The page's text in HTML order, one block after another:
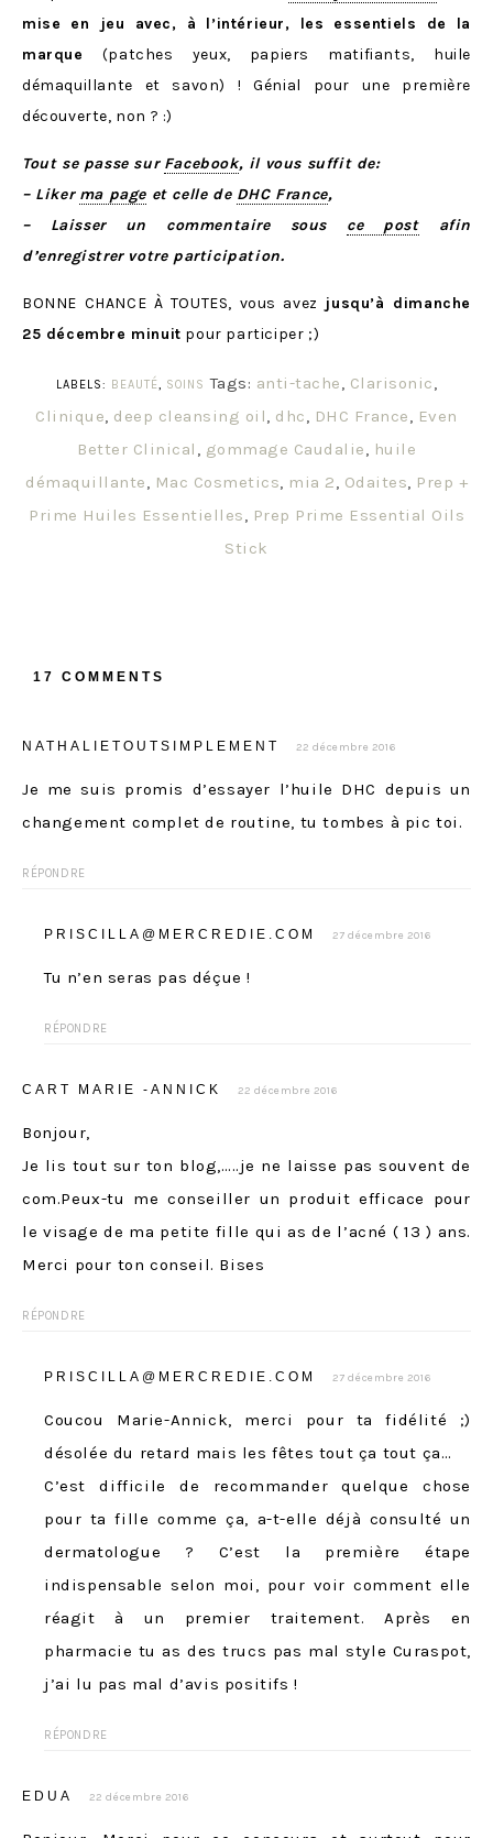
mise en jeu avec, à l’intérieur, les essentiels de la
marque (patches yeux, papiers matifiants, huile
démaquillante et savon) ! Génial pour une première
découverte, non ? :)
Tout se passe sur Facebook, il vous suffit de:
– Liker ma page et celle de DHC France,
– Laisser un commentaire sous ce postafin
d’enregistrer votre participation.
BONNE CHANCE À TOUTES, vous avez jusqu’à dimanche
25 décembre minuit pour participer ;)
LABELS: BEAUTÉ, SOINS Tags: anti-tache, Clarisonic,
Clinique, deep cleansing oil, dhc, DHC France, Even
Better Clinical , gommage Caudalie, huile
démaquillante, Mac Cosmetics, mia 2, Odaites, Prep +
Prime Huiles Essentielles, Prep Prime Essential Oils
Stick
17 COMMENTS
NATHALIETOUTSIMPLEMENT 22 décembre 2016
Je me suis promis d’essayer l’huile DHC depuis un
changement complet de routine, tu tombes à pic toi.
RÉPONDRE
PRISCILLA@MERCREDIE.COM 27 décembre 2016
Tu n’en seras pas déçue !
RÉPONDRE
CART MARIE -ANNICK 22 décembre 2016
Bonjour,
Je lis tout sur ton blog,…..je ne laisse pas souvent de
com.Peux-tu me conseiller un produit efficace pour
le visage de ma petite fille qui as de l’acné ( 13 ) ans.
Merci pour ton conseil. Bises
RÉPONDRE
PRISCILLA@MERCREDIE.COM 27 décembre 2016
Coucou Marie-Annick, merci pour ta fidélité ;)
désolée du retard mais les fêtes tout ça tout ça…
C’est difficile de recommander quelque chose
pour ta fille comme ça, a-t-elle déjà consulté un
dermatologue ? C’est la première étape
indispensable selon moi, pour voir comment elle
réagit à un premier traitement. Après en
pharmacie tu as des trucs pas mal style Curaspot,
j’ai lu pas mal d’avis positifs !
RÉPONDRE
EDUA 22 décembre 2016